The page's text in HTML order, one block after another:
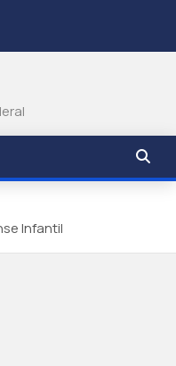
Infantil